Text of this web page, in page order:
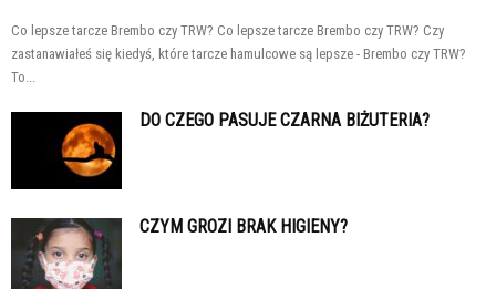
Co lepsze tarcze Brembo czy TRW? Co lepsze tarcze Brembo czy TRW? Czy
zastanawiałeś się kiedyś, które tarcze hamulcowe są lepsze - Brembo czy TRW?
To...
DO CZEGO PASUJE CZARNA BIŻUTERIA?
CZYM GROZI BRAK HIGIENY?